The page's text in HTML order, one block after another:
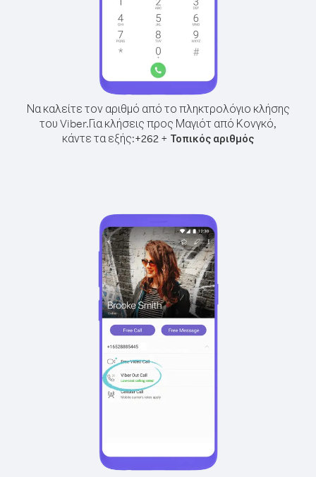
Να καλείτε τον αριθμό από το πληκτρολόγιο κλήσης
του Viber.Για κλήσεις προς Μαγιότ από Κονγκό,
κάντε τα εξής:+262 + Τοπικός αριθμός